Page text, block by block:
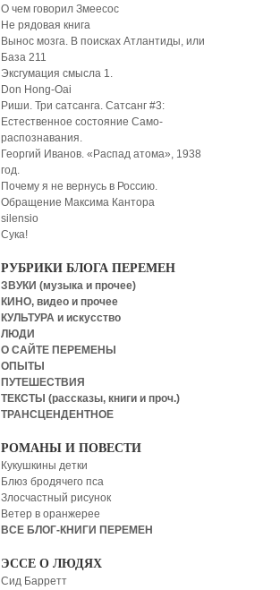
О чем говорил Змеесос
Не рядовая книга
Вынос мозга. В поисках Атлантиды, или
База 211
Эксгумация смысла 1.
Don Hong-Oai
Риши. Три сатсанга. Сатсанг #3:
Естественное состояние Само-
распознавания.
Георгий Иванов. «Распад атома», 1938
год.
Почему я не вернусь в Россию.
Обращение Максима Кантора
silensio
Сука!
РУБРИКИ БЛОГА ПЕРЕМЕН
ЗВУКИ (музыка и прочее)
КИНО, видео и прочее
КУЛЬТУРА и искусство
ЛЮДИ
О САЙТЕ ПЕРЕМЕНЫ
ОПЫТЫ
ПУТЕШЕСТВИЯ
ТЕКСТЫ (рассказы, книги и проч.)
ТРАНСЦЕНДЕНТНОЕ
РОМАНЫ И ПОВЕСТИ
Кукушкины детки
Блюз бродячего пса
Злосчастный рисунок
Ветер в оранжерее
ВСЕ БЛОГ-КНИГИ ПЕРЕМЕН
ЭССЕ О ЛЮДЯХ
Сид Барретт